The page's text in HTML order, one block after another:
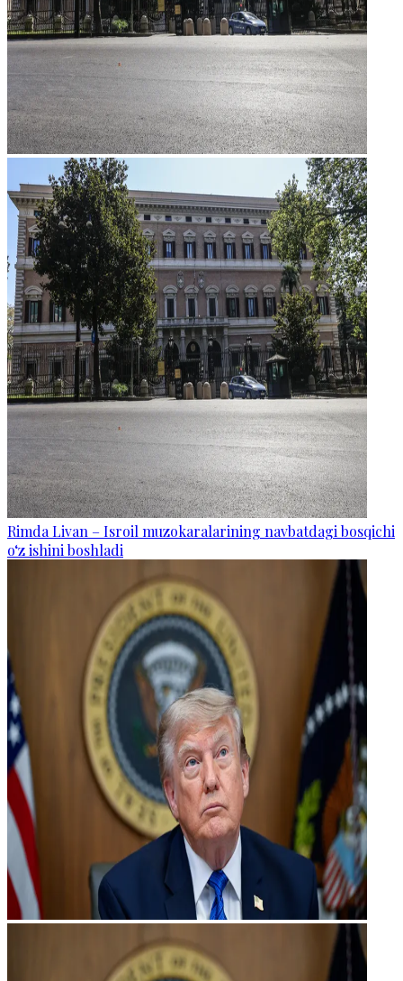
Rimda Livan – Isroil muzokaralarining navbatdagi bosqichi
o‘z ishini boshladi